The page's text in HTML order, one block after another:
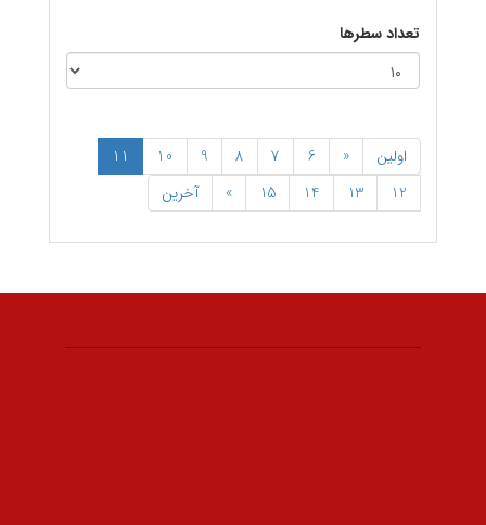
تعداد سطرها
اولین «
6
7
8
9
10
11
12
13
14
15
» آخرین